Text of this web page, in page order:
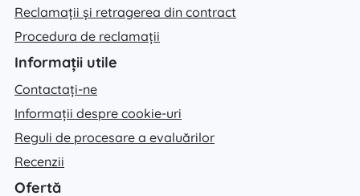
Reclamații și retragerea din contract
Procedura de reclamații
Informații utile
Contactați-ne
Informații despre cookie-uri
Reguli de procesare a evaluărilor
Recenzii
Ofertă